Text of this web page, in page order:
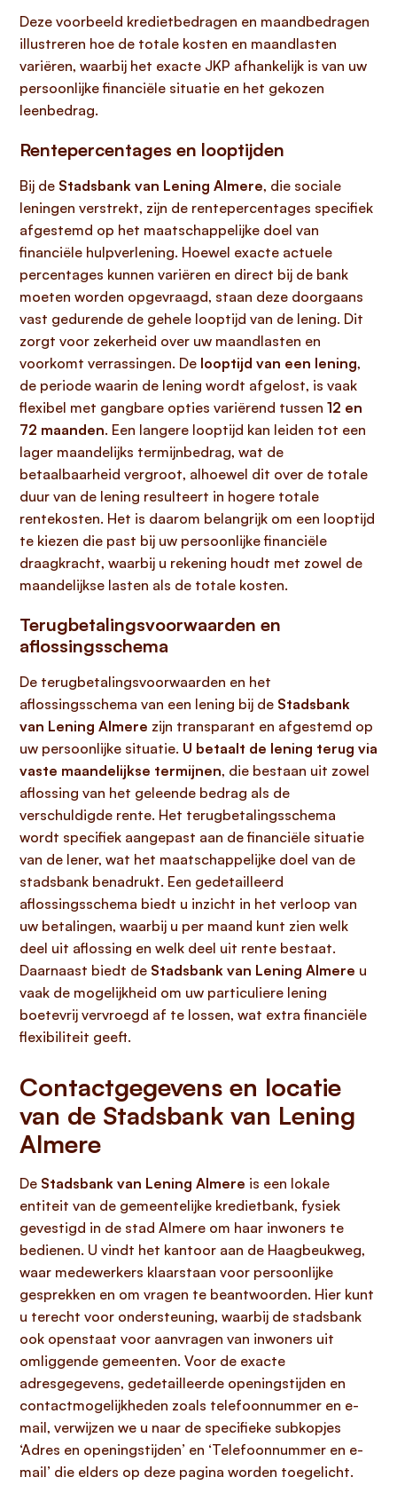
Deze voorbeeld kredietbedragen en maandbedragen
illustreren hoe de totale kosten en maandlasten
variëren, waarbij het exacte JKP afhankelijk is van uw
persoonlijke financiële situatie en het gekozen
leenbedrag.
Rentepercentages en looptijden
Bij de Stadsbank van Lening Almere, die sociale
leningen verstrekt, zijn de rentepercentages specifiek
afgestemd op het maatschappelijke doel van
financiële hulpverlening. Hoewel exacte actuele
percentages kunnen variëren en direct bij de bank
moeten worden opgevraagd, staan deze doorgaans
vast gedurende de gehele looptijd van de lening. Dit
zorgt voor zekerheid over uw maandlasten en
voorkomt verrassingen. De looptijd van een lening,
de periode waarin de lening wordt afgelost, is vaak
flexibel met gangbare opties variërend tussen 12 en
72 maanden. Een langere looptijd kan leiden tot een
lager maandelijks termijnbedrag, wat de
betaalbaarheid vergroot, alhoewel dit over de totale
duur van de lening resulteert in hogere totale
rentekosten. Het is daarom belangrijk om een looptijd
te kiezen die past bij uw persoonlijke financiële
draagkracht, waarbij u rekening houdt met zowel de
maandelijkse lasten als de totale kosten.
Terugbetalingsvoorwaarden en
aflossingsschema
De terugbetalingsvoorwaarden en het
aflossingsschema van een lening bij de Stadsbank
van Lening Almere zijn transparant en afgestemd op
uw persoonlijke situatie. U betaalt de lening terug via
vaste maandelijkse termijnen, die bestaan uit zowel
aflossing van het geleende bedrag als de
verschuldigde rente. Het terugbetalingsschema
wordt specifiek aangepast aan de financiële situatie
van de lener, wat het maatschappelijke doel van de
stadsbank benadrukt. Een gedetailleerd
aflossingsschema biedt u inzicht in het verloop van
uw betalingen, waarbij u per maand kunt zien welk
deel uit aflossing en welk deel uit rente bestaat.
Daarnaast biedt de Stadsbank van Lening Almere u
vaak de mogelijkheid om uw particuliere lening
boetevrij vervroegd af te lossen, wat extra financiële
flexibiliteit geeft.
Contactgegevens en locatie
van de Stadsbank van Lening
Almere
De Stadsbank van Lening Almere is een lokale
entiteit van de gemeentelijke kredietbank, fysiek
gevestigd in de stad Almere om haar inwoners te
bedienen. U vindt het kantoor aan de Haagbeukweg,
waar medewerkers klaarstaan voor persoonlijke
gesprekken en om vragen te beantwoorden. Hier kunt
u terecht voor ondersteuning, waarbij de stadsbank
ook openstaat voor aanvragen van inwoners uit
omliggende gemeenten. Voor de exacte
adresgegevens, gedetailleerde openingstijden en
contactmogelijkheden zoals telefoonnummer en e-
mail, verwijzen we u naar de specifieke subkopjes
‘Adres en openingstijden’ en ‘Telefoonnummer en e-
mail’ die elders op deze pagina worden toegelicht.